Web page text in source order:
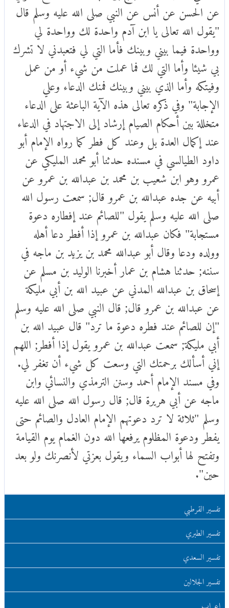
عن الحسن عن أنس عن النبي صلى الله عليه وسلم قال
"يقول الله تعالى يا ابن آدم واحدة لك وواحدة لي
وواحدة فيما بيني وبينك فأما التي لي فتعبدني لا تشرك
بي شيئا وأما التي لك فما عملت من شيء أو من عمل
وفيتكه وأما الذي بيني وبينك فمنك الدعاء وعلي
الإجابة" وفي ذكره تعالى هذه الآية الباعثة على الدعاء
متخللة بين أحكام الصيام إرشاد إلى الاجتهاد في الدعاء
عند إكمال العدة بل وعند كل فطر كما رواه الإمام أبو
داود الطيالسي في مسنده حدثنا أبو محمد المليكي عن
عمرو وهو ابن شعيب بن محمد بن عبدالله بن عمرو عن
أبيه عن جده عبدالله بن عمرو قال; سمعت رسول الله
صلى الله عليه وسلم يقول "للصائم عند إفطاره دعوة
مستجابة" فكان عبدالله بن عمرو إذا أفطر دعا أهله
وولده ودعا وقال أبو عبدالله محمد بن يزيد بن ماجه في
سننه; حدثنا هشام بن عمار أخبرنا الوليد بن مسلم عن
إسحاق بن عبدالله المدني عن عبيد الله بن أبي مليكة
عن عبدالله بن عمرو قال; قال النبي صلى الله عليه وسلم
"إن للصائم عند فطره دعوة ما ترد" قال عبيد الله بن
أبي مليكة; سمعت عبدالله بن عمرو يقول إذا أفطر; اللهم
إني أسألك برحمتك التي وسعت كل شيء أن تغفر لي.
وفي مسند الإمام أحمد وسنن الترمذي والنسائي وابن
ماجه عن أبي هريرة قال; قال رسول الله صلى الله عليه
وسلم "ثلاثة لا ترد دعوتهم الإمام العادل والصائم حتى
يفطر ودعوة المظلوم يرفعها الله دون الغمام يوم القيامة
وتفتح لها أبواب السماء ويقول بعزتي لأنصرنك ولو بعد
حين".
تفسير القرطبي
تفسير الطبري
تفسير السعدي
تفسير الجلالين
اعراب